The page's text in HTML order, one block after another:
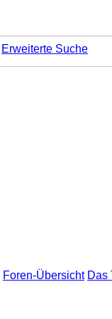
Erweiterte Suche
Foren-Übersicht Das